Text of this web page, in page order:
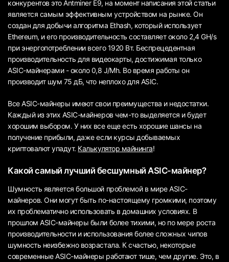
конкурентов это Antminer E9, на момент написания этой статьи
является самым эффективным устройством на рынке. Он
создан для добычи алгоритма Ethash, который использует
Ethereum, и его производительность составляет около 2,4 GH/s
при энергопотреблении всего 1920 Вт. Беспрецедентная
производительность для видеокарты, достижимая только
ASIC-майнерами - около 0,8 J/Mh. Во время работы он
производит шум 75 дБ, что неплохо для ASIC.
Все ASIC-майнеры имеют свои преимущества и недостатки.
Каждый из этих ASIC-майнеров чем-то выделяется и будет
хорошим выбором. У них все еще есть хорошие шансы на
получение прибыли, даже если курсы добываемых
криптовалют упадут. Калькулятор майнинга!
Какой самый лучший бесшумный ASIC-майнер?
Шумность является большой проблемой в мире ASIC-
майнеров. Они могут быть по-настоящему громкими, поэтому
их проблематично использовать в домашних условиях. В
прошлом ASIC-майнеры были более тихими, но по мере роста
производительности и использования более сложных чипов
шумность неизбежно возрастала. К счастью, некоторые
современные ASIC-майнеры работают тише, чем другие. Это, в